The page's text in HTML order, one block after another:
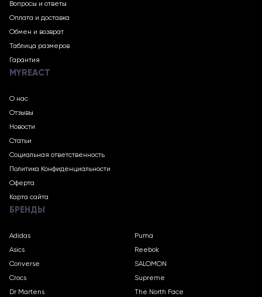
Вопросы и ответы
Оплата и доставка
Обмен и возврат
Таблица размеров
Гарантия
MYREACT
О нас
Отзывы
Новости
Статьи
Социальная ответственность
Политика Конфиденциальности
Оферта
Карта сайта
БРЕНДЫ
Adidas
Asics
Converse
Crocs
Dr Martens
Puma
Reebok
SALOMON
Supreme
The North Face